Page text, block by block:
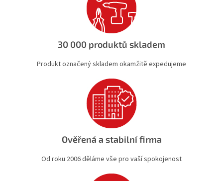
30 000 produktů skladem
Produkt označený skladem okamžitě expedujeme
Ověřená a stabilní firma
Od roku 2006 děláme vše pro vaší spokojenost